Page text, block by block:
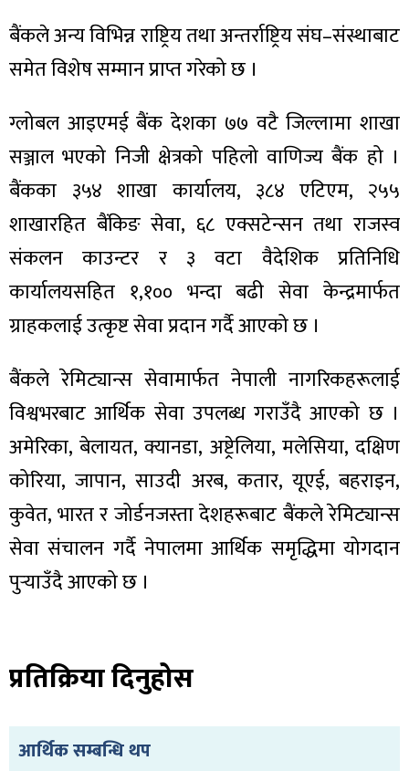
बैंकले अन्य विभिन्न राष्ट्रिय तथा अन्तर्राष्ट्रिय संघ–संस्थाबाट
समेत विशेष सम्मान प्राप्त गरेको छ ।
ग्लोबल आइएमई बैंक देशका ७७ वटै जिल्लामा शाखा
सञ्जाल भएको निजी क्षेत्रको पहिलो वाणिज्य बैंक हो ।
बैंकका ३५४ शाखा कार्यालय, ३८४ एटिएम, २५५
शाखारहित बैंकिङ सेवा, ६८ एक्सटेन्सन तथा राजस्व
संकलन काउन्टर र ३ वटा वैदेशिक प्रतिनिधि
कार्यालयसहित १,१०० भन्दा बढी सेवा केन्द्रमार्फत
ग्राहकलाई उत्कृष्ट सेवा प्रदान गर्दै आएको छ ।
बैंकले रेमिट्यान्स सेवामार्फत नेपाली नागरिकहरूलाई
विश्वभरबाट आर्थिक सेवा उपलब्ध गराउँदै आएको छ ।
अमेरिका, बेलायत, क्यानडा, अष्ट्रेलिया, मलेसिया, दक्षिण
कोरिया, जापान, साउदी अरब, कतार, यूएई, बहराइन,
कुवेत, भारत र जोर्डनजस्ता देशहरूबाट बैंकले रेमिट्यान्स
सेवा संचालन गर्दै नेपालमा आर्थिक समृद्धिमा योगदान
पुर्‍याउँदै आएको छ ।
प्रतिक्रिया दिनुहोस
आर्थिक सम्बन्धि थप